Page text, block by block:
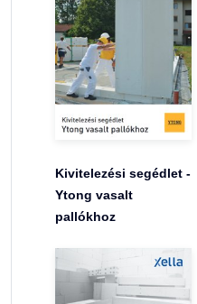
Kivitelezési segédlet -
Ytong vasalt
pallókhoz